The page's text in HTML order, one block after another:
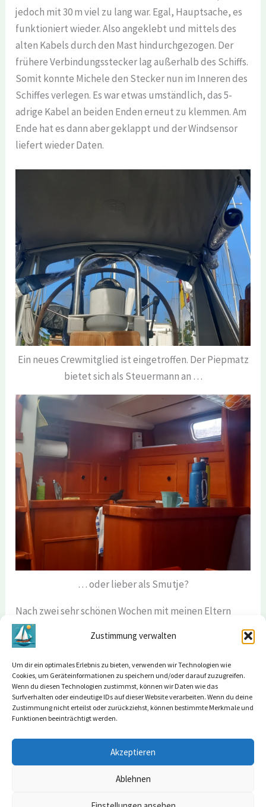
Zustimmung verwalten
Um dir ein optimales Erlebnis zu bieten, verwenden wir Technologien wie
Cookies, um Geräteinformationen zu speichern und/oder darauf zuzugreifen.
Wenn du diesen Technologien zustimmst, können wir Daten wie das
Surfverhalten oder eindeutige IDs auf dieser Website verarbeiten. Wenn du deine
Zustimmung nicht erteilst oder zurückziehst, können bestimmte Merkmale und
Funktionen beeinträchtigt werden.
Akzeptieren
Ablehnen
jedoch mit 30 m viel zu lang war. Egal, Hauptsache, es
funktioniert wieder. Also angeklebt und mittels des
alten Kabels durch den Mast hindurchgezogen. Der
frühere Verbindungsstecker lag außerhalb des Schiffs.
Somit konnte Michele den Stecker nun im Inneren des
Schiffes verlegen. Es war etwas umständlich, das 5-
adrige Kabel an beiden Enden erneut zu klemmen. Am
Ende hat es dann aber geklappt und der Windsensor
liefert wieder Daten.
Ein neues Crewmitglied ist eingetroffen. Der Piepmatz
bietet sich als Steuermann an …
… oder lieber als Smutje?
Nach zwei sehr schönen Wochen mit meinen Eltern
kam die Zeit, sich wieder zu verabschieden. Auch wir
verabschieden uns nach etwas mehr als fünf Wochen
von Martinique. Unser nächstes Reiseziel ist St. Lucia.
←Vorheriger Beitrag Nächster Beitrag→
Impressum
Datenschutz